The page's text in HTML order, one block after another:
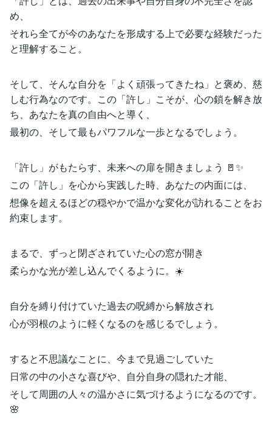
め、
それら全てが今のあなたを形成する上で必要な経験だった
と理解すること。
そして、そんな自分を「よく頑張ってきたね」と褒め、慈
しむ行為なのです。この「許し」こそが、心の鎖を解き放
ち、あなたを真の自由へと導く、
最初の、そして最もパワフルな一歩となるでしょう。
「許し」がもたらす、未来への扉を開きましょう 🚪✨
この「許し」を心から実践した時、あなたの内面には、
想像を超えるほどの穏やかで温かな変化が訪れることをお
約束します。
まるで、ずっと閉ざされていた心の窓が開き
柔らかな光が差し込んでくるように。☀️
自分を縛り付けていた過去の呪縛から解放され
心が羽根のように軽くなるのを感じるでしょう。
すると不思議なことに、今まで見過ごしていた
日常の中の小さな喜びや、自分自身の隠れた才能、
そして周囲の人々の温かさに気づけるようになるのです。
🌸